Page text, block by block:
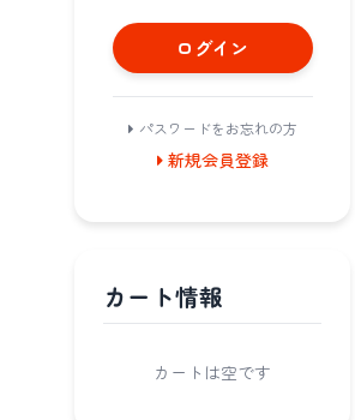
ログイン
パスワードをお忘れの方
新規会員登録
カート情報
カートは空です